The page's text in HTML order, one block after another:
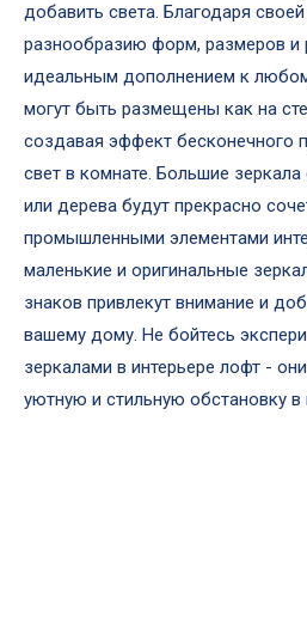
добавить света. Благодаря
разнообразию форм, размеров и
идеальным дополнением к
могут быть размещены как на
создавая эффект бесконечного
свет в комнате. Большие
или дерева будут прекрасно
промышленными элементами
маленькие и оригинальные
знаков привлекут внимание и
вашему дому. Не бойтесь
зеркалами в интерьере лофт -
уютную и стильную обстановку